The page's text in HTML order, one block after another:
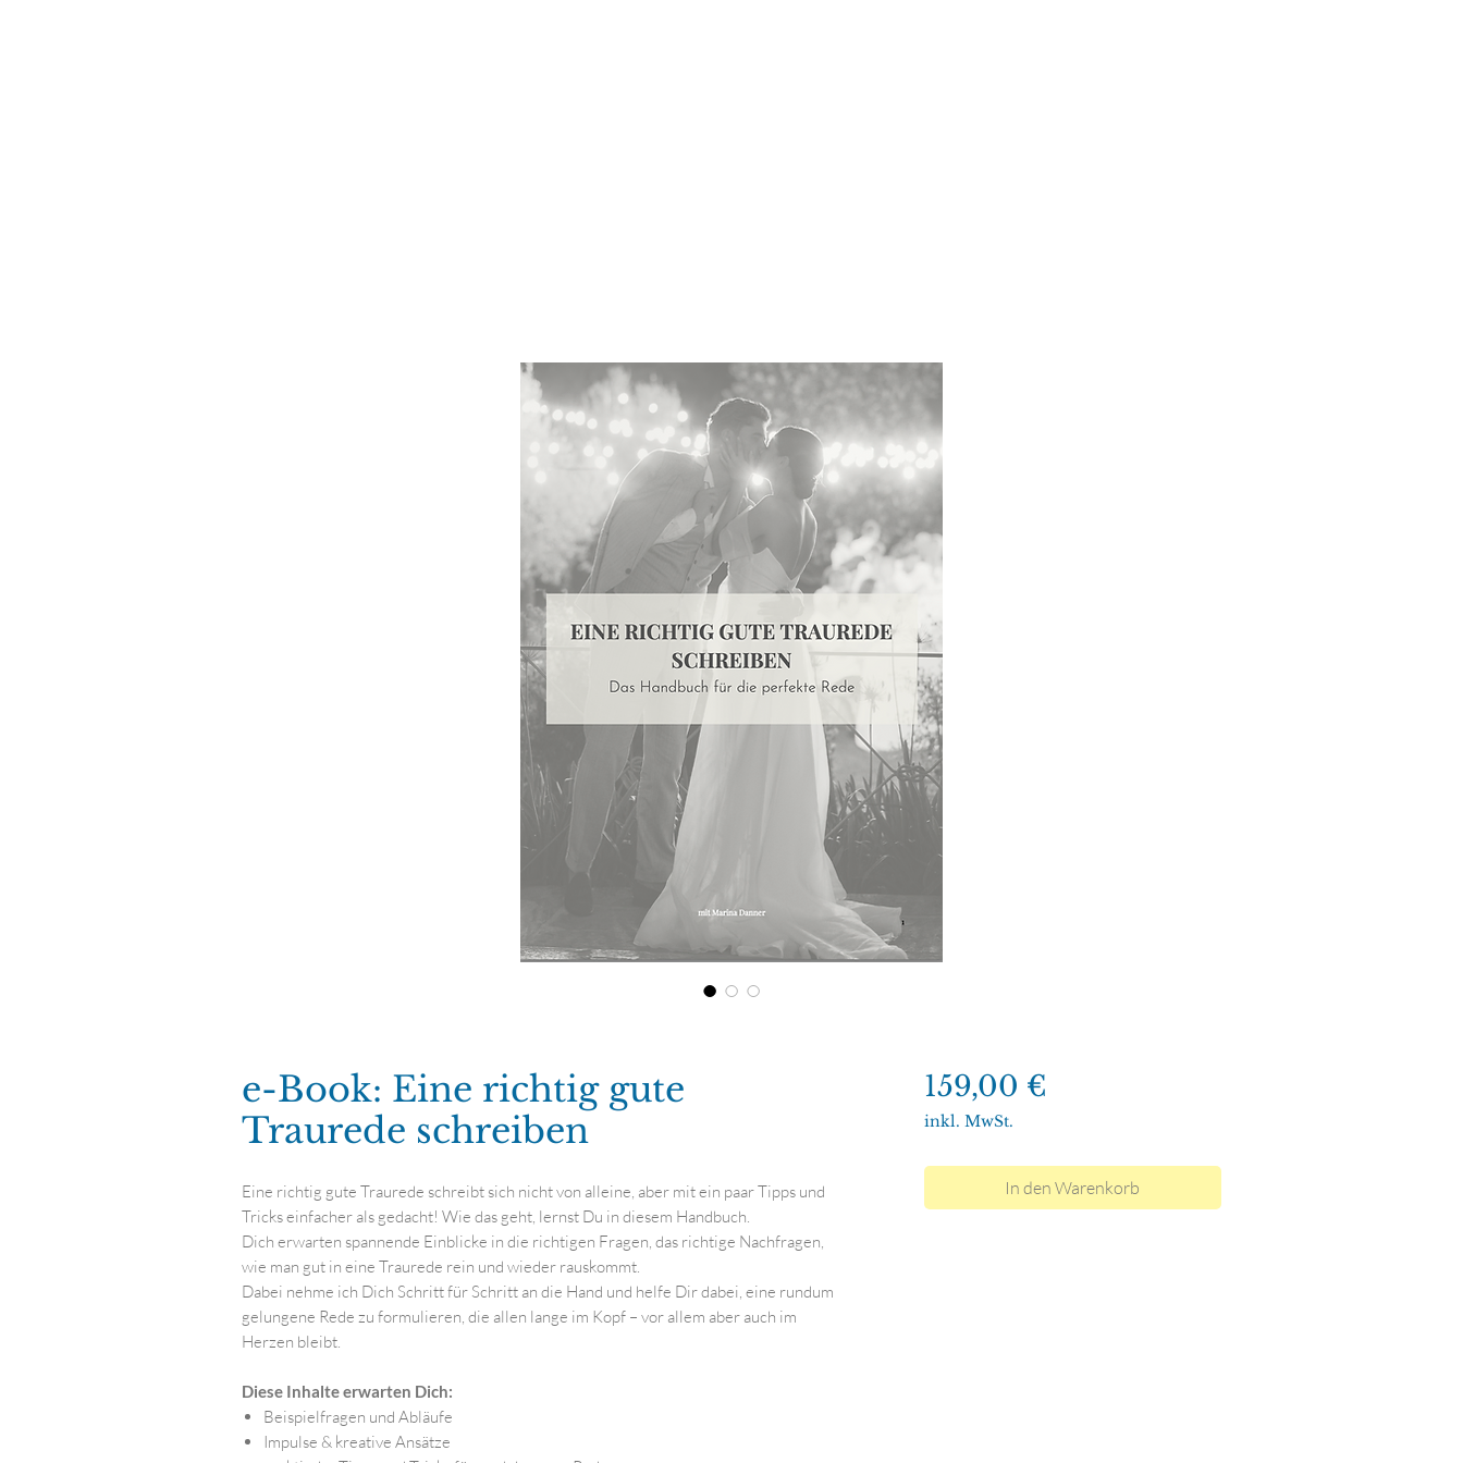
e-Book: Eine richtig gute
Traurede schreiben
Eine richtig gute Traurede schreibt sich nicht von alleine, aber mit ein paar Tipps und
Tricks einfacher als gedacht! Wie das geht, lernst Du in diesem Handbuch.
Dich erwarten spannende Einblicke in die richtigen Fragen, das richtige Nachfragen,
wie man gut in eine Traurede rein und wieder rauskommt.
Dabei nehme ich Dich Schritt für Schritt an die Hand und helfe Dir dabei, eine rundum
gelungene Rede zu formulieren, die allen lange im Kopf – vor allem aber auch im
Herzen bleibt.
Diese Inhalte erwarten Dich:
Beispielfragen und Abläufe
Impulse & kreative Ansätze
159,00 €
inkl. MwSt.
In den Warenkorb